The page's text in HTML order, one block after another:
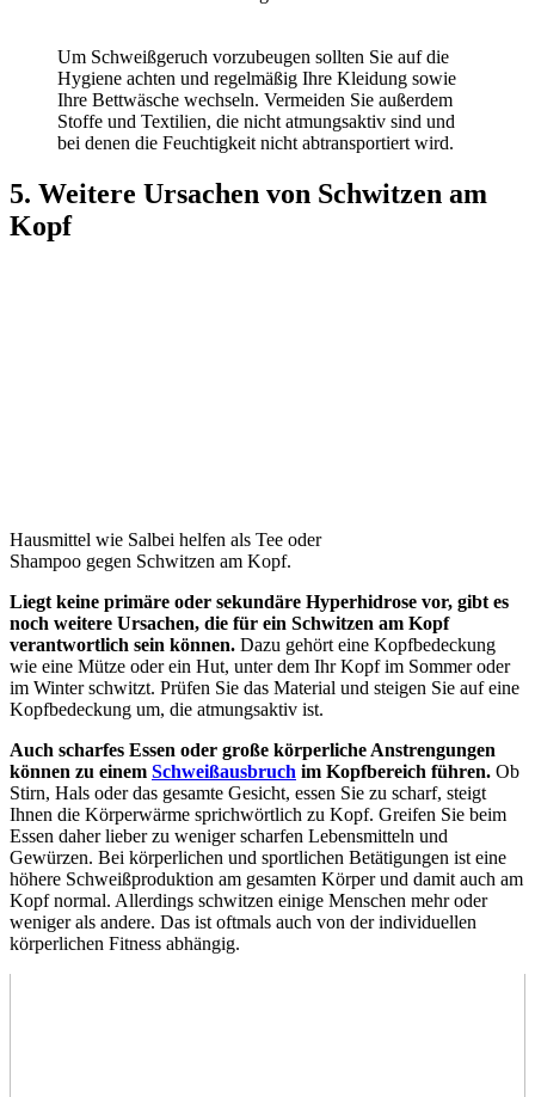
Um Schweißgeruch vorzubeugen sollten Sie auf die
Hygiene achten und regelmäßig Ihre Kleidung sowie
Ihre Bettwäsche wechseln. Vermeiden Sie außerdem
Stoffe und Textilien, die nicht atmungsaktiv sind und
bei denen die Feuchtigkeit nicht abtransportiert wird.
5. Weitere Ursachen von Schwitzen am
Kopf
Hausmittel wie Salbei helfen als Tee oder
Shampoo gegen Schwitzen am Kopf.
Liegt keine primäre oder sekundäre Hyperhidrose vor, gibt es
noch weitere Ursachen, die für ein Schwitzen am Kopf
verantwortlich sein können. Dazu gehört eine Kopfbedeckung
wie eine Mütze oder ein Hut, unter dem Ihr Kopf im Sommer oder
im Winter schwitzt. Prüfen Sie das Material und steigen Sie auf eine
Kopfbedeckung um, die atmungsaktiv ist.
Auch scharfes Essen oder große körperliche Anstrengungen
können zu einem Schweißausbruch im Kopfbereich führen. Ob
Stirn, Hals oder das gesamte Gesicht, essen Sie zu scharf, steigt
Ihnen die Körperwärme sprichwörtlich zu Kopf. Greifen Sie beim
Essen daher lieber zu weniger scharfen Lebensmitteln und
Gewürzen. Bei körperlichen und sportlichen Betätigungen ist eine
höhere Schweißproduktion am gesamten Körper und damit auch am
Kopf normal. Allerdings schwitzen einige Menschen mehr oder
weniger als andere. Das ist oftmals auch von der individuellen
körperlichen Fitness abhängig.